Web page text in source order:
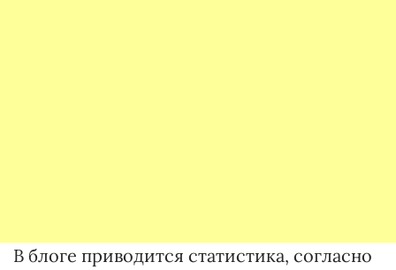
В блоге приводится статистика, согласно